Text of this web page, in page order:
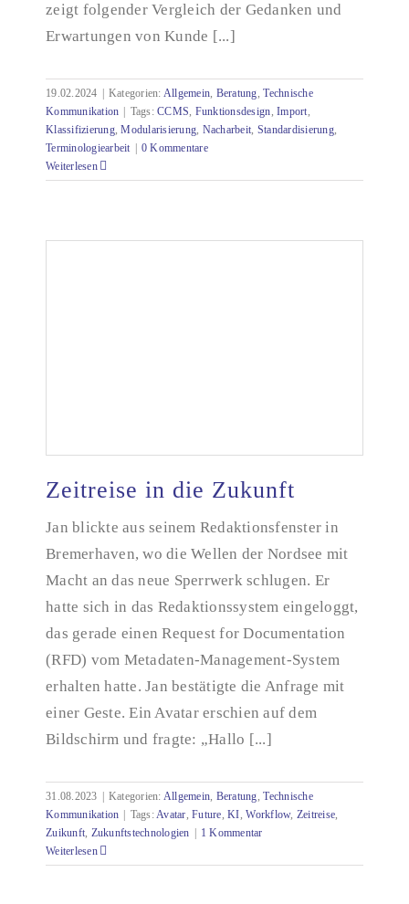
zeigt folgender Vergleich der Gedanken und
Erwartungen von Kunde [...]
19.02.2024 Kategorien: Allgemein, Beratung,Technische
Kommunikation
Tags:CCMS, Funktionsdesign,Import,
Klassifizierung,Modularisierung, Nacharbeit, Standardisierung,
Terminologiearbeit
0 Kommentare
Weiterlesen
Zeitreise in die Zukunft
Jan blickte aus seinem Redaktionsfenster in
Bremerhaven, wo die Wellen der Nordsee mit
Macht an das neue Sperrwerk schlugen. Er
hatte sich in das Redaktionssystem eingeloggt,
das gerade einen Request for Documentation
(RFD) vom Metadaten-Management-System
erhalten hatte. Jan bestätigte die Anfrage mit
einer Geste. Ein Avatar erschien auf dem
Bildschirm und fragte: „Hallo [...]
31.08.2023 Kategorien: Allgemein, Beratung,Technische
Kommunikation
Tags:Avatar,Future,KI,Workflow, Zeitreise,
Zuikunft, Zukunftstechnologien
1 Kommentar
Weiterlesen